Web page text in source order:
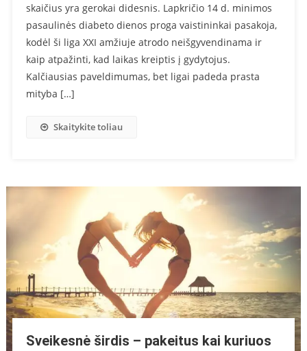
skaičius yra gerokai didesnis. Lapkričio 14 d. minimos
pasaulinės diabeto dienos proga vaistininkai pasakoja,
kodėl ši liga XXI amžiuje atrodo neišgyvendinama ir
kaip atpažinti, kad laikas kreiptis į gydytojus.
Kalčiausias paveldimumas, bet ligai padeda prasta
mityba […]
Skaitykite toliau
Sveikesnė širdis – pakeitus kai kuriuos